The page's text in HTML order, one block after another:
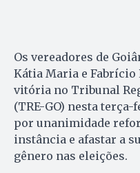
Os vereadores de
Kátia Maria e Fabrício
vitória no Tribunal
(TRE-GO) nesta
por unanimidade
instância e afastar a
gênero nas eleições.